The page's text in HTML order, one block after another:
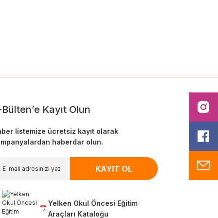
Bülten’e Kayıt Olun
listemize ücretsiz kayıt olarak
haberdar olun.
KAYIT OL
Yelken Okul Öncesi Eğitim
Araçları Kataloğu